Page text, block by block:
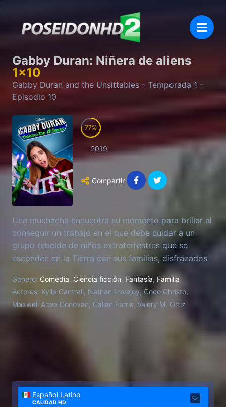
Gabby Duran: Niñera de aliens
1x10
Gabby Duran and the Unsittables - Temporada 1 -
Episodio 10
77
2019
Compartir
Una muchacha encuentra su momento para brillar al
conseguir un trabajo en el que debe cuidar a un
grupo rebelde de niños extraterrestres que se
esconden en la Tierra con sus familias, disfrazados
Genero: Comedia, Ciencia ficción, Fantasía, Familia
Actores: Kylie Cantrall, Nathan Lovejoy, Coco Christo,
Maxwell Acee Donovan, Callan Farris, Valery M. Ortiz
Español Latino
CALIDAD HD